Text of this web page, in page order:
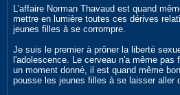
L'affaire Norman Thavaud est quand
mettre en lumière toutes ces dérives
jeunes filles à se corrompre.
Je suis le premier à prôner la liberté
l'adolescence. Le cerveau n'a même pas
un moment donné, il est quand même
pousse les jeunes filles à se laisser aller